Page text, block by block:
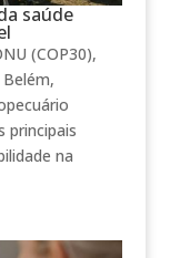
saúde
(COP30),
principais
na